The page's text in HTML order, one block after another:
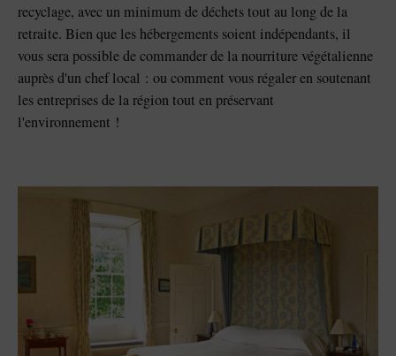
recyclage, avec un minimum de déchets tout au long de la
retraite. Bien que les hébergements soient indépendants, il
vous sera possible de commander de la nourriture végétalienne
auprès d'un chef local : ou comment vous régaler en soutenant
les entreprises de la région tout en préservant
l'environnement !